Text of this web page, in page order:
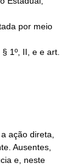
ação direta,
Ausentes,
e, neste